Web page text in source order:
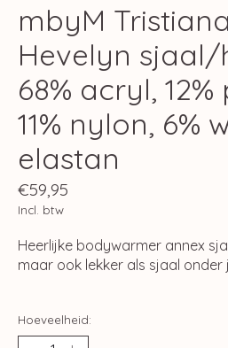
mbyM
Hevelyn sjaal/
68% acryl,
11% nylon, 6%
elastan
€59,95
Incl. btw
Heerlijke bodywarmer annex
maar ook lekker als sjaal onder
Hoeveelheid: